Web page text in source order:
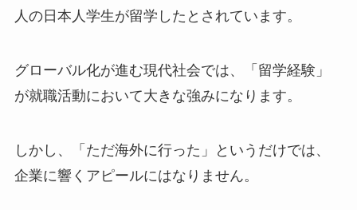
人の日本人学生が留学したとされています。
グローバル化が進む現代社会では、「留学経験」
が就職活動において大きな強みになります。
しかし、「ただ海外に行った」というだけでは、
企業に響くアピールにはなりません。